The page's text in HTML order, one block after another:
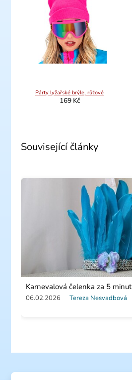
Párty lyžařské brýle, růžové
169 Kč
Související články
Karnevalová čelenka za 5 minut
06.02.2026 Tereza Nesvadbová